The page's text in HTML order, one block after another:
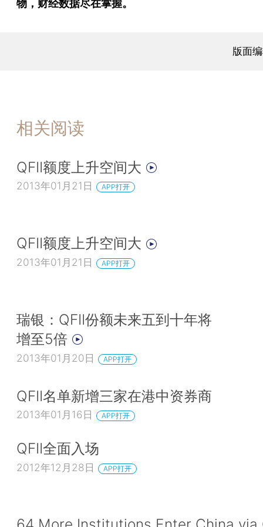
物，财经数据尽在掌握。
版面
相关阅读
QFII额度上升空间大
2013年01月21日 APP打开
QFII额度上升空间大
2013年01月21日 APP打开
瑞银：QFII份额未来五到十年将
增至5倍
2013年01月20日 APP打开
QFII名单新增三家在港中资券商
2013年01月16日 APP打开
QFII全面入场
2012年12月28日 APP打开